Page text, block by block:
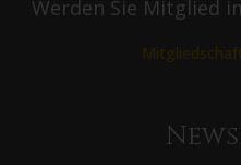
Werden Sie Mitglied